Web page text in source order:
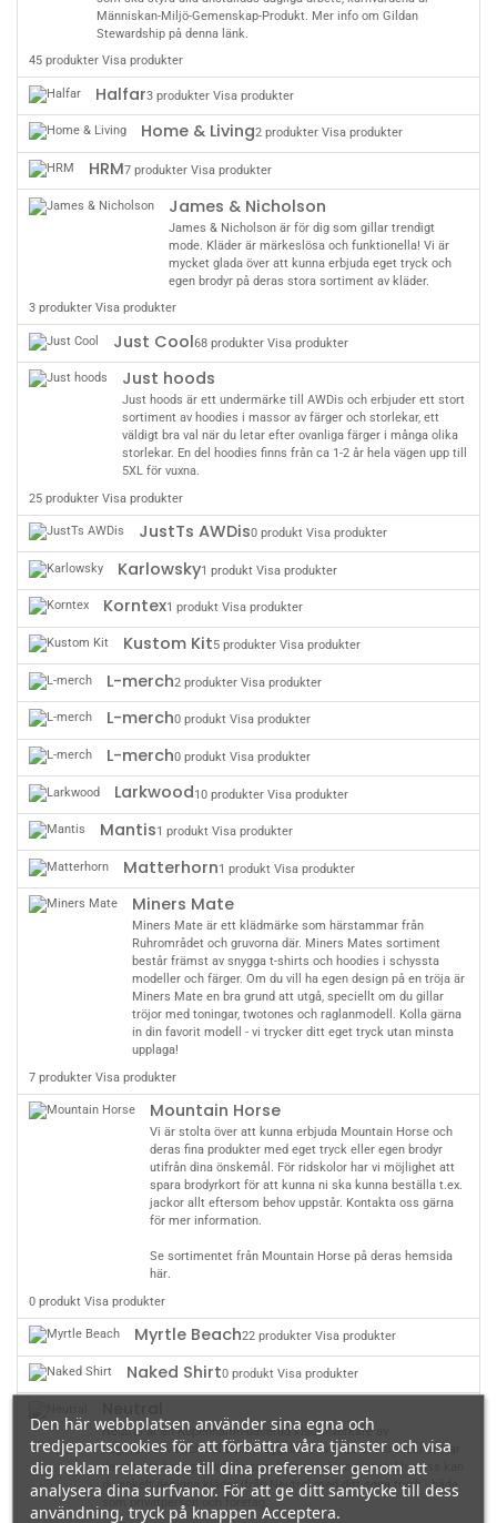
Människan-Miljö-Gemenskap-Produkt. Mer info om Gildan
Stewardship på denna länk.
45 produkter Visa produkter
Halfar3 produkter Visa produkter
Home & Living2 produkter Visa produkter
HRM7 produkter Visa produkter
James & Nicholson
James & Nicholson är för dig som gillar trendigt
mode. Kläder är märkeslösa och funktionella! Vi är
mycket glada över att kunna erbjuda eget tryck och
egen brodyr på deras stora sortiment av kläder.
3 produkter Visa produkter
Just Cool68 produkter Visa produkter
Just hoods
Just hoods är ett undermärke till AWDis och erbjuder ett stort
sortiment av hoodies i massor av färger och storlekar, ett
väldigt bra val när du letar efter ovanliga färger i många olika
storlekar. En del hoodies finns från ca 1-2 år hela vägen upp till
5XL för vuxna.
25 produkter Visa produkter
JustTs AWDis0 produkt Visa produkter
Karlowsky1 produkt Visa produkter
Korntex1 produkt Visa produkter
Kustom Kit5 produkter Visa produkter
L-merch2 produkter Visa produkter
L-merch0 produkt Visa produkter
L-merch0 produkt Visa produkter
Larkwood10 produkter Visa produkter
Mantis1 produkt Visa produkter
Matterhorn1 produkt Visa produkter
Miners Mate
Miners Mate är ett klädmärke som härstammar från
Ruhrområdet och gruvorna där. Miners Mates sortiment
består främst av snygga t-shirts och hoodies i schyssta
modeller och färger. Om du vill ha egen design på en tröja är
Miners Mate en bra grund att utgå, speciellt om du gillar
tröjor med toningar, twotones och raglanmodell. Kolla gärna
in din favorit modell - vi trycker ditt eget tryck utan minsta
upplaga!
7 produkter Visa produkter
Mountain Horse
Vi är stolta över att kunna erbjuda Mountain Horse och
deras fina produkter med eget tryck eller egen brodyr
utifrån dina önskemål. För ridskolor har vi möjlighet att
spara brodyrkort för att kunna ni ska kunna beställa t.ex.
jackor allt eftersom behov uppstår. Kontakta oss gärna
för mer information.
Se sortimentet från Mountain Horse på deras hemsida
här.
0 produkt Visa produkter
Myrtle Beach22 produkter Visa produkter
Naked Shirt0 produkt Visa produkter
Neutral är en Köpenhamn-baserad klädtillverkare av
högkvalitativa och hållbara plagg. Med över 20 år i branschen har
de arbetat fram produkter som främjar våran planet. Hos oss kan
du enkelt designa kläder ifrån Neutral med ditt egna tryck - både
som privatperson och företag.
Den här webbplatsen använder sina egna och
tredjepartscookies för att förbättra våra tjänster och visa
dig reklam relaterade till dina preferenser genom att
analysera dina surfvanor. För att ge ditt samtycke till dess
användning, tryck på knappen Acceptera.